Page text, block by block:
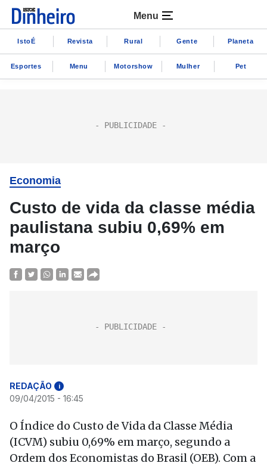
Menu
IstoÉ Revista Rural Gente Planeta
Esportes Menu Motorshow Mulher Pet
Economia
Custo de vida da classe média
paulistana subiu 0,69% em
março
REDAÇÃO i
09/04/2015 - 16:45
O Índice do Custo de Vida da Classe Média
(ICVM) subiu 0,69% em março, segundo a
Ordem dos Economistas do Brasil (OEB). Com a